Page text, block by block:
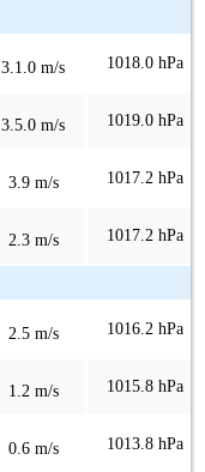
3.1.0 m/s 1018.0 hPa
3.5.0 m/s 1019.0 hPa
3.9 m/s 1017.2 hPa
2.3 m/s 1017.2 hPa
2.5 m/s 1016.2 hPa
1.2 m/s 1015.8 hPa
0.6 m/s 1013.8 hPa